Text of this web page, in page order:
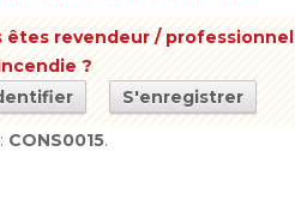
êtes revendeur / professionnel
?
S'enregistrer
CONS0015.